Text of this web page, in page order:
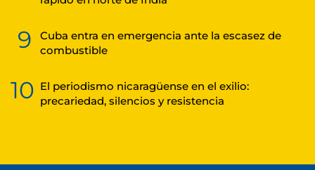
9
Cuba entra en emergencia ante la escasez de
combustible
10 El periodismo nicaragüense en el exilio:
precariedad, silencios y resistencia